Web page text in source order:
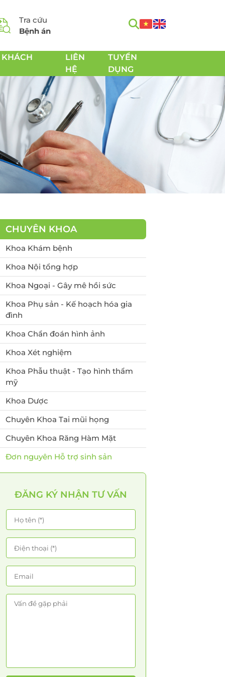
Tra cứu
Bệnh án
em
-
Tầm soát Ung thư toàn
diện
Tầm soát Ung thư tiêu
hóa
Tầm soát Ung thư
tuyến giáp
Tầm soát Ung thư Phổi
Tầm soát Ung thư Tiền
liệt tuyến
Tầm soát Ung thư phụ
khoa
Tầm soát ung thư vú
KHÁCH
LIÊN
HỆ
TUYỂN
DỤNG
CHUYÊN KHOA
Khoa Khám bệnh
Khoa Nội tổng hợp
Khoa Ngoại - Gây mê hồi sức
Khoa Phụ sản - Kế hoạch hóa gia
đình
Khoa Chẩn đoán hình ảnh
Khoa Xét nghiệm
Khoa Phẫu thuật - Tạo hình thẩm
mỹ
Khoa Dược
Chuyên Khoa Tai mũi họng
Chuyên Khoa Răng Hàm Mặt
Đơn nguyên Hỗ trợ sinh sản
ĐĂNG KÝ NHẬN TƯ VẤN